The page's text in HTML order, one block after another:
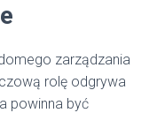
zarządzania
rolę odgrywa
powinna być